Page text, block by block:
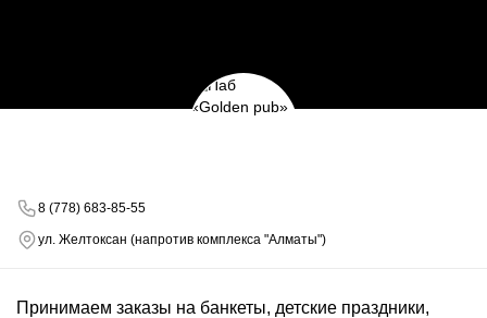
8 (778) 683-85-55
ул. Желтоксан (напротив комплекса "Алматы")
Принимаем заказы на банкеты, детские праздники,